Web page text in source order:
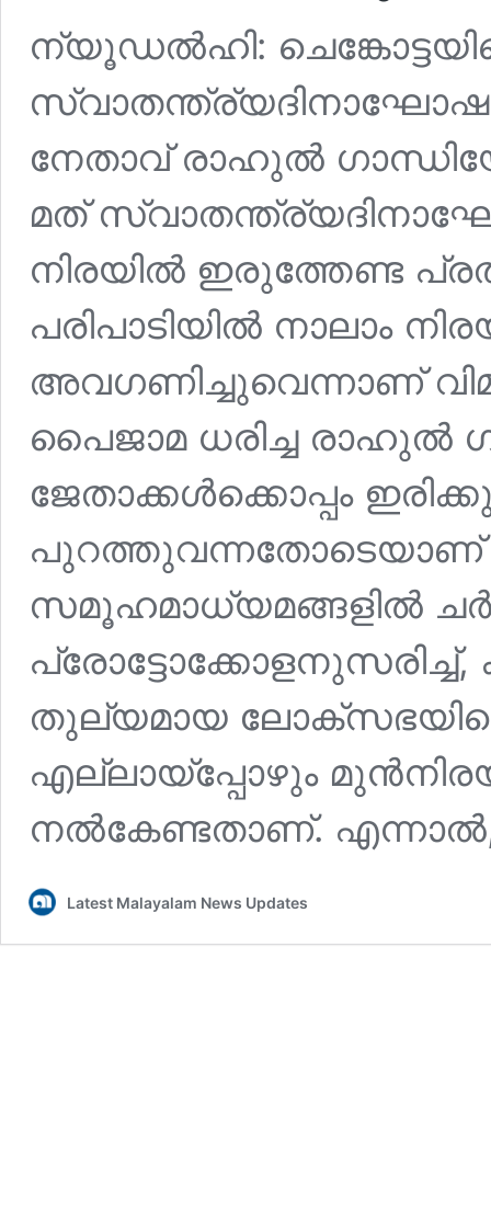
ന്യൂഡൽഹി:
നേതാവ് രാഹുൽ
മത്
നിരയിൽ ഇരുത്തേണ്ട
പരിപാടിയിൽ നാലാം
അവഗണിച്ചുവെന്നാണ്
പൈജാമ ധരിച്ച രാഹുൽ
ജേതാക്കൾക്കൊപ്പം
പുറത്തുവന്നതോടെയാണ്
സമൂഹമാധ്യമങ്ങളിൽ
പ്രോട്ടോക്കോളനുസരിച്ച്,
തുല്യമായ
എല്ലായ്‌പ്പോഴും
നൽകേണ്ടതാണ്.
Latest Malayalam News Updates